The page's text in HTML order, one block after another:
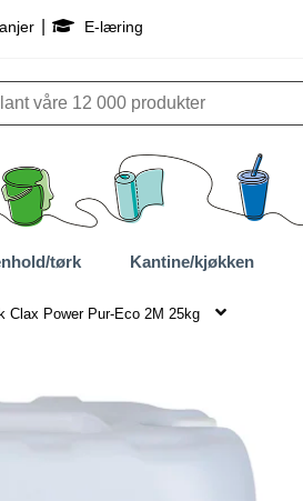
E-læring
tørk Kantine/kjøkken
Clax Power Pur-Eco 2M 25kg